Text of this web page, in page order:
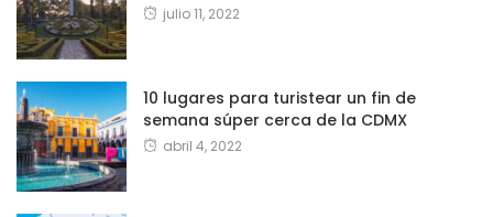
julio 11, 2022
10 lugares para turistear un fin de
semana súper cerca de la CDMX
abril 4, 2022